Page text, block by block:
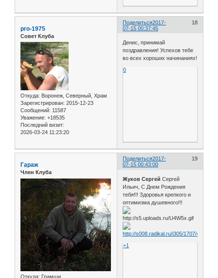
Поделиться 18
2017-
07-15 00:37:45
pro-1975
Совет Клуба
Откуда: Воронеж, Северный, Храм
Зарегистрирован: 2015-12-23
Сообщений: 11587
Уважение: +18535
Последний визит:
2026-03-24 11:23:20
Денис, принимай
поздравления! Успехов тебе
во всех хороших начинаниях!
0
Поделиться 19
2017-
07-15 00:43:00
Гараж
Член Клуба
Откуда: Грамши
Жуков Сергей Сергей
Ильич, С Днем Рождения
тебя!!! Здоровья крепкого и
оптимизма душевного!!!
+1